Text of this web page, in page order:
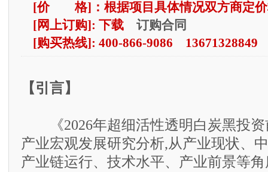
[价 格]：根据项目具体情况双方商定
[网上订购]: 下载 订购合同
[购买热线]: 400-866-9086 13671328849
【引言】
《2026年超细活性透明白炭黑投资
产业宏观发展研究分析,从产业现状、
产业链运行、技术水平、产业前景等